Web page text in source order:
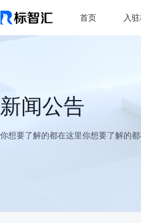
首页 入
新闻公告
你想要了解的都在这里你想要了解的都